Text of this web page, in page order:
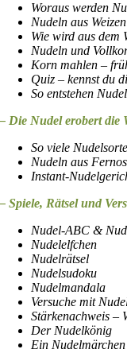
Woraus werden
Nudeln aus
Wie wird aus dem
Nudeln und
Korn mahlen –
Quiz – kennst du
So entstehen
– Die Nudel erobert die
So viele
Nudeln aus
Instant-
– Spiele, Rätsel und
Nudel-ABC &
Nudelelfchen
Nudelrätsel
Nudelsudoku
Nudelmandala
Versuche mit
Stärkenachweis –
Der Nudelkönig
Ein